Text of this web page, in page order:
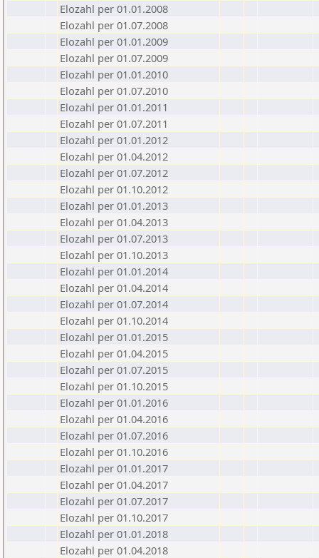
Elozahl per 01.01.2008
Elozahl per 01.07.2008
Elozahl per 01.01.2009
Elozahl per 01.07.2009
Elozahl per 01.01.2010
Elozahl per 01.07.2010
Elozahl per 01.01.2011
Elozahl per 01.07.2011
Elozahl per 01.01.2012
Elozahl per 01.04.2012
Elozahl per 01.07.2012
Elozahl per 01.10.2012
Elozahl per 01.01.2013
Elozahl per 01.04.2013
Elozahl per 01.07.2013
Elozahl per 01.10.2013
Elozahl per 01.01.2014
Elozahl per 01.04.2014
Elozahl per 01.07.2014
Elozahl per 01.10.2014
Elozahl per 01.01.2015
Elozahl per 01.04.2015
Elozahl per 01.07.2015
Elozahl per 01.10.2015
Elozahl per 01.01.2016
Elozahl per 01.04.2016
Elozahl per 01.07.2016
Elozahl per 01.10.2016
Elozahl per 01.01.2017
Elozahl per 01.04.2017
Elozahl per 01.07.2017
Elozahl per 01.10.2017
Elozahl per 01.01.2018
Elozahl per 01.04.2018